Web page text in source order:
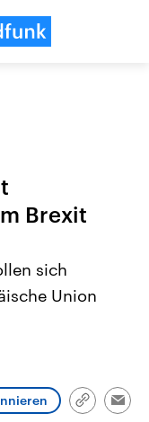
mächtigsten Ländern
großem Einfluss auf
Weltgeschehen.
Brexit
sich
Union
Link